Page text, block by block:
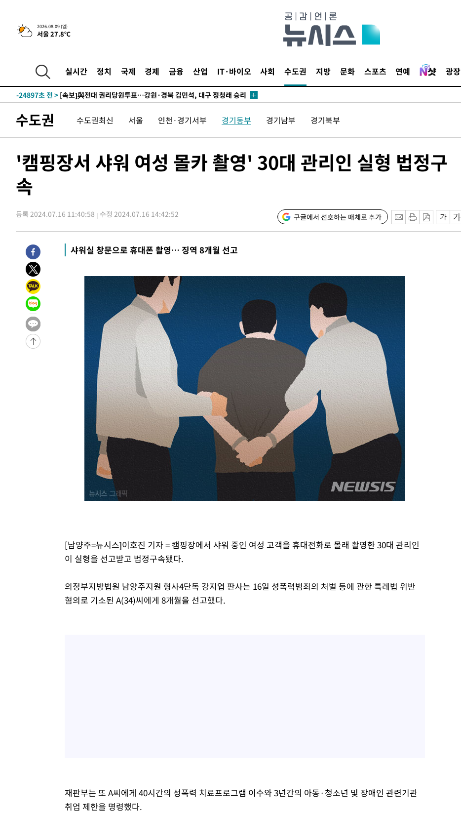
2026.08.09 (일)
서울 27.8℃
실시간 정치 국제 경제 금융 산업 IT·바이오 사회 수도권 지방 문화 스포츠 연예 광장
-30751초 전 >이강인 ATM 입단식에 '상암벌 들썩'…"세계적인 선수 되길"
-29747초 전 > 태풍 돌핀, 중 저장성 타이저우시 해안에 상륙 (1보)
-25723초 전 >
[속보]與 강원·TK 당원투표 합산 김민석 48.54%로 승리…정청래
44.40%
-25057초 전 >
44.53%
-24897초 전 > [속보]與전대 권리당원투표…강원·경북 김민석, 대구 정청래 승리
45.71%
-24606초 전 >
[속보]與 당대표 경선, 대구 권리당원 투표 정청래 47.82%·김민석
-24403초 전 >[속보]與 당대표 경선, 강원 권리당원 투표 김민석 승리…50.30%
-14963초 전 >[속보]장은수, KLPGA 제주삼다수 역전 우승…데뷔 10년 차에 첫
정상
-10328초 전 >
-10255초 전 >
-8279초 전 > 이강인, 오늘 서울서 AT마드리드 입단식…'전례 없는 특급대우'
1시간 전 >'여긴 20도, 저긴 50도'…열화상 카메라로 본 폭염 저감시설 '온도차'
1시간 전 >
콜롬비아 신임 우파 대통령 취임 하루만에 차량폭탄 폭발 사건
3시간 전 >
4시간 전 >
이군이 불법 군시설 건설한 레바논 남부에서 레바논군 3명 폭발로 부상
4시간 전 >
[속보]美중부 사령관, 이스라엘 긴급방문 다중화된 전선 상황 논의
-30751초 전 >
이강인 ATM 입단식에 '상암벌 들썩'…"세계적인 선수 되길"
-29747초 전 >
태풍 돌핀, 중 저장성 타이저우시 해안에 상륙 (1보)
-27093초 전 >
AT마드리드 데뷔 앞둔 이강인, 맨시티전 선발 대신 '벤치 시작'
-25723초 전 >
[속보]與 강원·TK 당원투표 합산 김민석 48.54%로 승리…정청래
與 강원·TK 당원투표 합산 김민석 46.01%로 승리…정청래
[속보]與전대 권리당원투표…강원·경북 김민석, 대구 정청래 승리
[속보]與 당대표 경선, 경북 권리당원 투표 김민석 47.37%·정청래
[속보]與 당대표 경선, 대구 권리당원 투표 정청래 47.82%·김민석
[속보]與 당대표 경선, 강원 권리당원 투표 김민석 승리…50.30%
"일본축구협회, 대한축구협회 성 접대 의혹 심판 조사"
[속보]장은수, KLPGA 제주삼다수 역전 우승…데뷔 10년 차에 첫
"얼마나 더웠으면"…안동 물길공원서 헤엄친 구렁이 '소동'
손흥민, 68분 뛰고 2경기 침묵…LAFC, 톨루카에 1-0 승리(종합)
'2경기 연속 침묵' 손흥민, 톨루카전 68분만 뛰고 슈팅 0개
이강인, 오늘 서울서 AT마드리드 입단식…'전례 없는 특급대우'
이군이 불법 군시설 건설한 레바논 남부에서 레바논군 3명 폭발로 부상
[속보]美중부 사령관, 이스라엘 긴급방문 다중화된 전선 상황 논의
수도권 수도권최신 서울 인천·경기서부 경기동부 경기남부 경기북부
'캠핑장서 샤워 여성 몰카 촬영' 30대 관리인 실형 법정구
속
등록 2024.07.16 11:40:58 수정 2024.07.16 14:42:52 구글에서 선호하는 매체로 추가
샤워실 창문으로 휴대폰 촬영… 징역 8개월 선고
[남양주=뉴시스]이호진 기자 = 캠핑장에서 샤워 중인 여성 고객을 휴대전화로 몰래 촬영한 30대 관리인
이 실형을 선고받고 법정구속됐다.
의정부지방법원 남양주지원 형사4단독 강지엽 판사는 16일 성폭력범죄의 처벌 등에 관한 특례법 위반
혐의로 기소된 A(34)씨에게 8개월을 선고했다.
재판부는 또 A씨에게 40시간의 성폭력 치료프로그램 이수와 3년간의 아동·청소년 및 장애인 관련기관
취업 제한을 명령했다.